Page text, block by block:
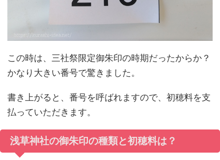
この時は、三社祭限定御朱印の時期だったからか？
かなり大きい番号で驚きました。
書き上がると、番号を呼ばれますので、初穂料を支
払っていただきます。
浅草神社の御朱印の種類と初穂料は？